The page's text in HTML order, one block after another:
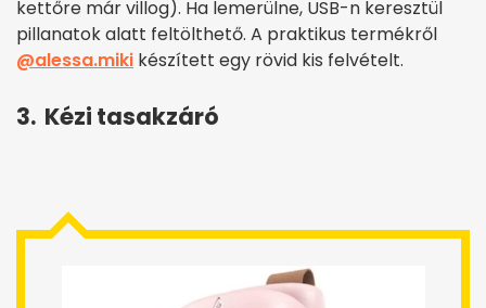
kettőre már villog). Ha lemerülne, USB-n keresztül
pillanatok alatt feltölthető. A praktikus termékről
@alessa.miki készített egy rövid kis felvételt.
3. Kézi tasakzáró